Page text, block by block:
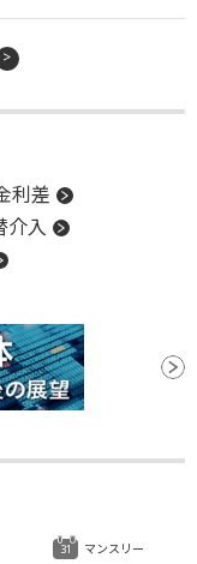
利差
介入
マンスリー